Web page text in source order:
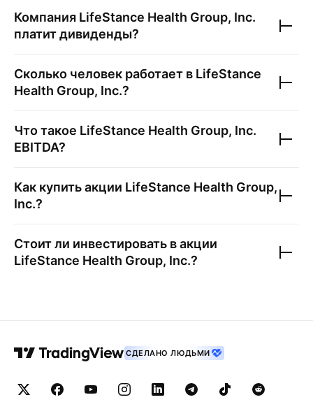
Компания LifeStance Health Group, Inc.
платит дивиденды?
Сколько человек работает в LifeStance
Health Group, Inc.?
Что такое LifeStance Health Group, Inc.
EBITDA?
Как купить акции LifeStance Health Group,
Inc.?
Стоит ли инвестировать в акции
LifeStance Health Group, Inc.?
СДЕЛАНО ЛЮДЬМИ